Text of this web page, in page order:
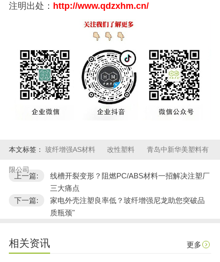
注明出处： http://www.qdzxhm.cn/
本文标签： 玻纤增强AS材料 改性塑料 青岛中新华美塑料有
限公司
上一篇:
线槽开裂变形？阻燃PC/ABS材料一招解决注塑厂
三大痛点
下一篇:
家电外壳注塑良率低？玻纤增强尼龙助您突破品
质瓶颈"
相关资讯 更多